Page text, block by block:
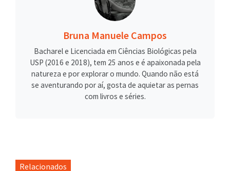
Bruna Manuele Campos
Bacharel e Licenciada em Ciências Biológicas pela
USP (2016 e 2018), tem 25 anos e é apaixonada pela
natureza e por explorar o mundo. Quando não está
se aventurando por aí, gosta de aquietar as pernas
com livros e séries.
Relacionados